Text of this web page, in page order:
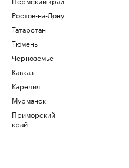
Ростов-на-Дону
Татарстан
Тюмень
Черноземье
Кавказ
Карелия
Мурманск
Приморский
край